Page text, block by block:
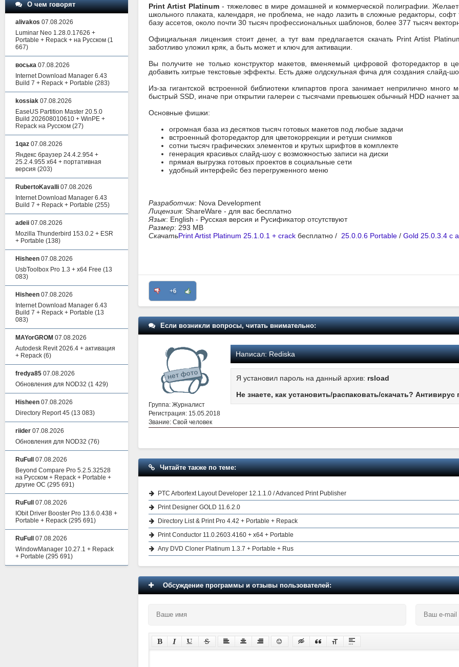
Print Artist Platinum - тяжеловес в мире домашней и коммерческой полиграфии.
школьного плаката, календаря, не проблема, не надо лазить в сложные редакторы,
базу ассетов, около почти 30 тысяч профессиональных шаблонов, более 377 тысяч
Официальная лицензия стоит денег, а тут вам предлагается скачать Print Artist
заботливо уложил кряк, а быть может и ключ для активации.
Вы получите не только конструктор макетов, вменяемый цифровой фоторедактор в
добавить хитрые текстовые эффекты. Есть даже олдскульная фича для создания слайд-
Из-за гигантской встроенной библиотеки клипартов прога занимает неприлично
быстрый SSD, иначе при открытии галереи с тысячами превьюшек обычный HDD начнет
Основные фишки:
огромная база из десятков тысяч готовых макетов под любые задачи
встроенный фоторедактор для цветокоррекции и ретуши снимков
сотни тысяч графических элементов и крутых шрифтов в комплекте
генерация красивых слайд-шоу с возможностью записи на диски
прямая выгрузка готовых проектов в социальные сети
удобный интерфейс без перегруженного меню
Разработчик: Nova Development
Лицензия: ShareWare - для вас бесплатно
Язык: English - Русская версия и Русификатор отсутствуют
Размер: 293 MB
СкачатьPrint Artist Platinum 25.1.0.1 + crack бесплатно / 25.0.0.6 Portable / Gold 25.0.3.4 с
+6
Если возникли вопросы, читать внимательно:
Группа: Журналист
Регистрация: 15.05.2018
Звание: Свой человек
Написал:Rediska
Я установил пароль на данный архив: rsload
Не знаете, как установить/распаковать/скачать?
Читайте также по теме:
PTC Arbortext Layout Developer 12.1.1.0 / Advanced Print Publisher
Print Designer GOLD 11.6.2.0
Directory List & Print Pro 4.42 + Portable + Repack
Print Conductor 11.0.2603.4160 + x64 + Portable
Any DVD Cloner Platinum 1.3.7 + Portable + Rus
Обсуждение программы и отзывы пользователей:
О чем говорят
alivakos 07.08.2026
Luminar Neo 1.28.0.17626 +
Portable + Repack + на Русском (1
667)
воська 07.08.2026
Internet Download Manager 6.43
Build 7 + Repack + Portable (283)
kossiak 07.08.2026
EaseUS Partition Master 20.5.0
Build 202608010610 + WinPE +
Repack на Русском (27)
1qaz 07.08.2026
Яндекс браузер 24.4.2.954 +
25.2.4.955 x64 + портативная
версия (203)
RubertoKavalli 07.08.2026
Internet Download Manager 6.43
Build 7 + Repack + Portable (255)
adeii 07.08.2026
Mozilla Thunderbird 153.0.2 + ESR
+ Portable (138)
Hisheen 07.08.2026
UsbToolbox Pro 1.3 + x64 Free (13
083)
Hisheen 07.08.2026
Internet Download Manager 6.43
Build 7 + Repack + Portable (13
083)
MAYorGROM 07.08.2026
Autodesk Revit 2026.4 + активация
+ Repack (6)
fredya85 07.08.2026
Обновления для NOD32 (1 429)
Hisheen 07.08.2026
Directory Report 45 (13 083)
riider 07.08.2026
Обновления для NOD32 (76)
RuFull
07.08.2026
Beyond Compare Pro 5.2.5.32528
на Русском + Repack + Portable +
другие ОС (295 691)
RuFull
07.08.2026
IObit Driver Booster Pro 13.6.0.438 +
Portable + Repack (295 691)
RuFull
07.08.2026
WindowManager 10.27.1 + Repack
+ Portable (295 691)